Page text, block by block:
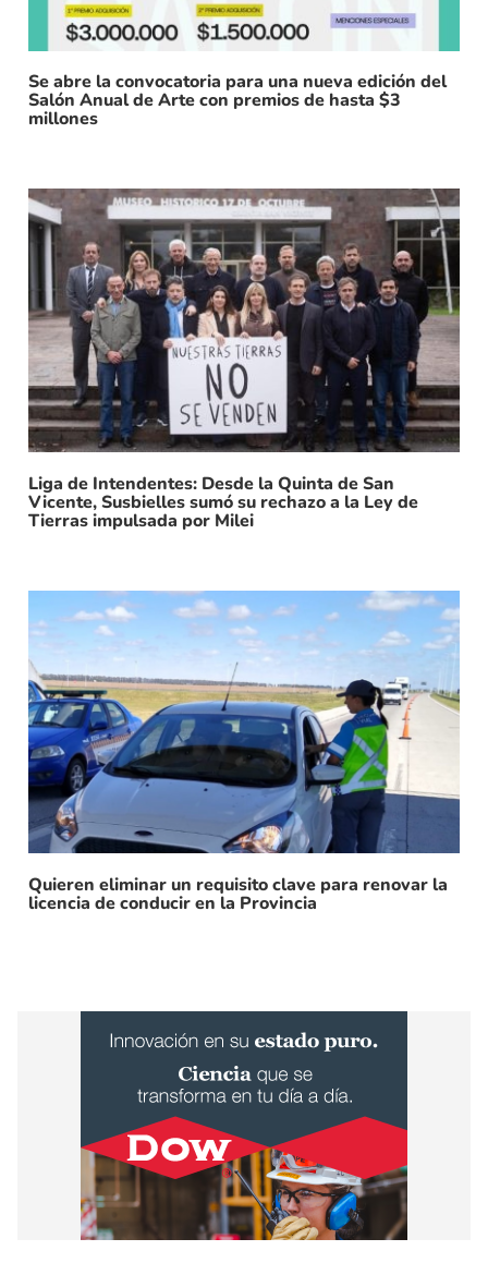
Se abre la convocatoria para una nueva edición del
Salón Anual de Arte con premios de hasta $3
millones
Liga de Intendentes: Desde la Quinta de San
Vicente, Susbielles sumó su rechazo a la Ley de
Tierras impulsada por Milei
Quieren eliminar un requisito clave para renovar la
licencia de conducir en la Provincia